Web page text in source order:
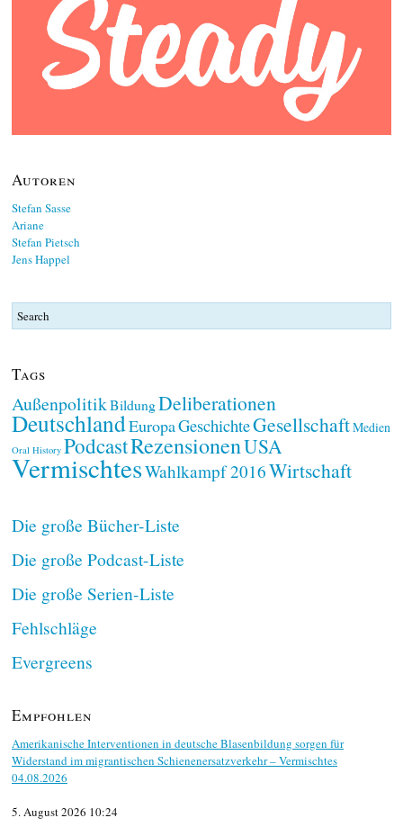
Autoren
Stefan Sasse
Ariane
Stefan Pietsch
Jens Happel
Tags
AußenpolitikBildungDeliberationen
DeutschlandEuropaGeschichteGesellschaftMedien
Oral History PodcastRezensionenUSA
VermischtesWahlkampf 2016Wirtschaft
Die große Bücher-Liste
Die große Podcast-Liste
Die große Serien-Liste
Fehlschläge
Evergreens
Empfohlen
Amerikanische Interventionen in deutsche Blasenbildung sorgen für
Widerstand im migrantischen Schienenersatzverkehr – Vermischtes
04.08.2026
5. August 2026 10:24